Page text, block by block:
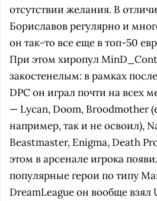
отсутствии желания. В
Бориславов регулярно и
он так-то все еще в топ-50
При этом хиропул
закостенелым: в рамках
DPC он играл почти на всех
— Lycan, Doom, Broodmother
например, так и не освоил),
Beastmaster, Enigma, Death
этом в арсенале игрока
популярные герои по типу
DreamLeague он вообще взял